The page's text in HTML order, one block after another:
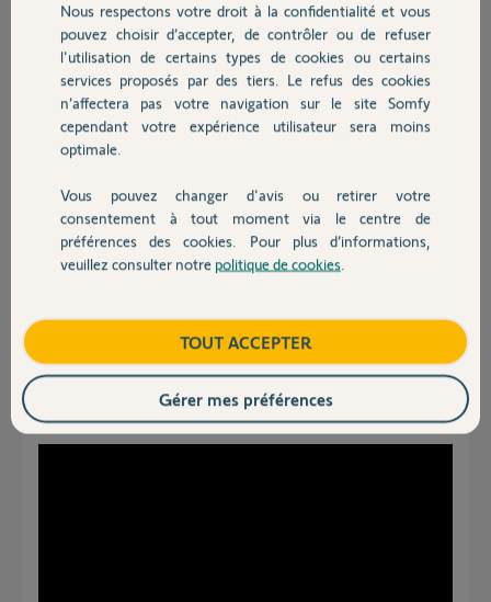
Chauffage
Autres produits
Devis avec un pro
Contact
intérieur si le micro est défaillant, y a t il une manipulation qui
désactiverait le micro du moniteur ? Y a t il une action particulière à
effectuer pour pouvoir tester le micro ?
Merci,
Florent
il y a 8 mois
Participer au fil de discussion
Réponses
Voyez cette vidéo pour tester votre visiophone:
Nous respectons votre droit à la confidentialité et vous
pouvez choisir d’accepter, de contrôler ou de refuser
l'utilisation de certains types de cookies ou certains
services proposés par des tiers. Le refus des cookies
n’affectera pas votre navigation sur le site Somfy
cependant votre expérience utilisateur sera moins
optimale.
Vous pouvez changer d'avis ou retirer votre
consentement à tout moment via le centre de
préférences des cookies. Pour plus d’informations,
veuillez consulter notre politique de cookies
TOUT ACCEPTER
Gérer mes préférences